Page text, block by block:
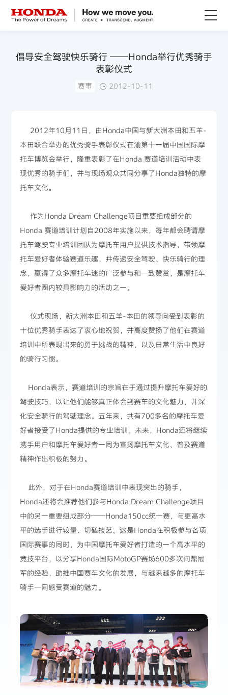
技术创新
赛事运动
倡导安全驾驶快乐骑行 ——Honda举行优秀骑手
表彰仪式
赛事 2012-10-11
2012年10月11日，由Honda中国与新大洲本田和五羊-
本田联合举办的优秀骑手表彰仪式在渝第十一届中国国际摩
托车博览会举行，隆重表彰了在Honda 赛道培训活动中表
现优秀的骑手们，并与现场观众共同分享了Honda独特的摩
托车文化。
作为Honda Dream Challenge项目重要组成部分的
Honda 赛道培训计划自2008年实施以来，每年都会聘请摩
托车驾驶专业培训团队为摩托车用户提供技术指导，带领摩
托车爱好者体验赛道乐趣，并传递安全驾驶、快乐骑行的理
念，赢得了众多摩托车迷的广泛参与和一致赞赏，是摩托车
爱好者圈内较具影响力的活动之一。
仪式现场，新大洲本田和五羊-本田的领导向受到表彰的
十位优秀骑手表达了衷心地祝贺，并高度赞扬了他们在赛道
培训中所表现出来的勇于挑战的精神，以及日常生活中良好
的骑行习惯。
Honda表示，赛道培训的宗旨在于通过提升摩托车爱好的
驾驶技巧，以让他们能够真正体会到赛车的文化魅力，并深
化安全骑行的驾驶理念。五年来，共有700多名的摩托车爱
好者接受了Honda提供的专业培训。未来，Honda还将继续
携手用户和摩托车爱好者一同为宣扬摩托车文化、普及赛道
精神作出积极的努力。
此外，对于在Honda赛道培训中表现突出的骑手，
Honda还将会推荐他们参与Honda Dream Challenge项目
中的另一重要组成部分——Honda150cc统一赛，与更高水
平的选手进行较量、切磋技艺。这是Honda在积极参与各项
国际赛事的同时，为中国摩托车爱好者打造的一个高水平的
竞技平台，以分享Honda国际MotoGP赛场600多次问鼎冠
军的经验，助推中国赛车文化的发展，与越来越多的摩托车
骑手一同感受赛道的魅力。